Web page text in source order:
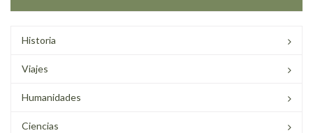
Historia
Viajes
Humanidades
Ciencias